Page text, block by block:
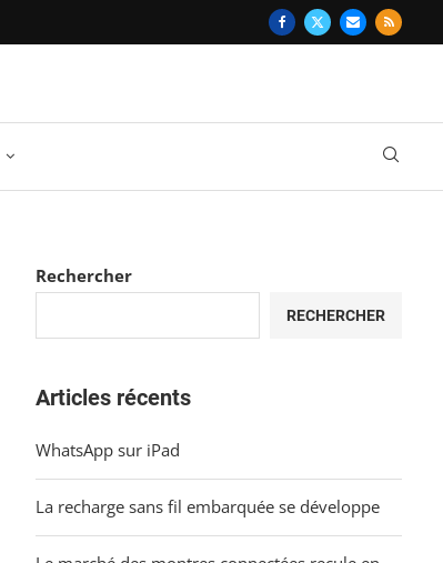
Rechercher
RECHERCHER
Articles récents
WhatsApp sur iPad
La recharge sans fil embarquée se développe